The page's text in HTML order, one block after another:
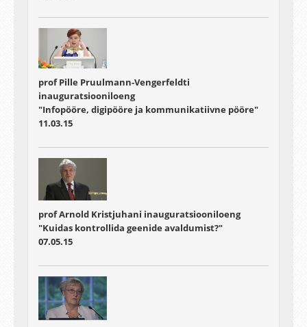
prof Pille Pruulmann-Vengerfeldti
inauguratsiooniloeng
"Infopööre, digipööre ja kommunikatiivne pööre"
11.03.15
prof Arnold Kristjuhani inauguratsiooniloeng
"Kuidas kontrollida geenide avaldumist?"
07.05.15